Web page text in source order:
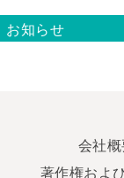
お知らせ
会社
著作権およ